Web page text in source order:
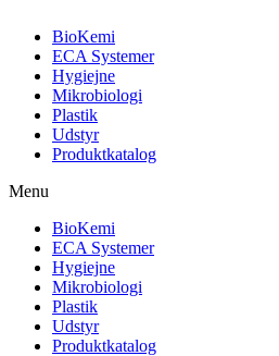
BioKemi
ECA Systemer
Hygiejne
Mikrobiologi
Plastik
Udstyr
Produktkatalog
Menu
BioKemi
ECA Systemer
Hygiejne
Mikrobiologi
Plastik
Udstyr
Produktkatalog